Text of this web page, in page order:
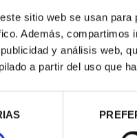
sitio web se usan
Además, compartimos
y análisis web,
a partir del uso que
CAPITALES DE
PROVINCIA 1
949,00 €
para usuarios registrados